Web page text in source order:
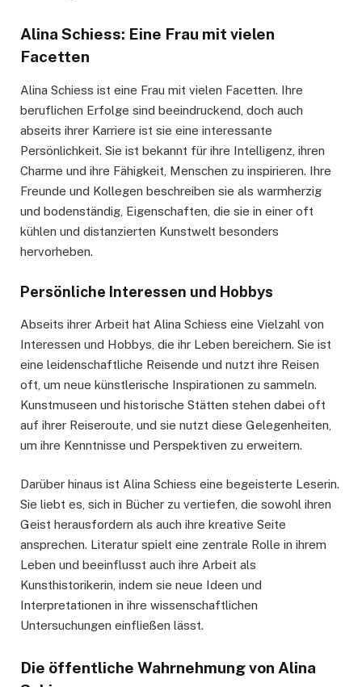
Alina Schiess: Eine Frau mit vielen
Facetten
Alina Schiess ist eine Frau mit vielen Facetten. Ihre
beruflichen Erfolge sind beeindruckend, doch auch
abseits ihrer Karriere ist sie eine interessante
Persönlichkeit. Sie ist bekannt für ihre Intelligenz, ihren
Charme und ihre Fähigkeit, Menschen zu inspirieren. Ihre
Freunde und Kollegen beschreiben sie als warmherzig
und bodenständig, Eigenschaften, die sie in einer oft
kühlen und distanzierten Kunstwelt besonders
hervorheben.
Persönliche Interessen und Hobbys
Abseits ihrer Arbeit hat Alina Schiess eine Vielzahl von
Interessen und Hobbys, die ihr Leben bereichern. Sie ist
eine leidenschaftliche Reisende und nutzt ihre Reisen
oft, um neue künstlerische Inspirationen zu sammeln.
Kunstmuseen und historische Stätten stehen dabei oft
auf ihrer Reiseroute, und sie nutzt diese Gelegenheiten,
um ihre Kenntnisse und Perspektiven zu erweitern.
Darüber hinaus ist Alina Schiess eine begeisterte Leserin.
Sie liebt es, sich in Bücher zu vertiefen, die sowohl ihren
Geist herausfordern als auch ihre kreative Seite
ansprechen. Literatur spielt eine zentrale Rolle in ihrem
Leben und beeinflusst auch ihre Arbeit als
Kunsthistorikerin, indem sie neue Ideen und
Interpretationen in ihre wissenschaftlichen
Untersuchungen einfließen lässt.
Die öffentliche Wahrnehmung von Alina